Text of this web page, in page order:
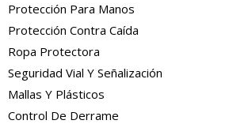
Protección Para Manos
Protección Contra Caída
Ropa Protectora
Seguridad Vial Y Señalización
Mallas Y Plásticos
Control De Derrame